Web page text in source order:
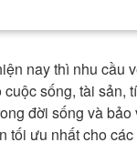
nay thì nhu cầu
sống, tài sản,
đời sống và
tối ưu nhất cho